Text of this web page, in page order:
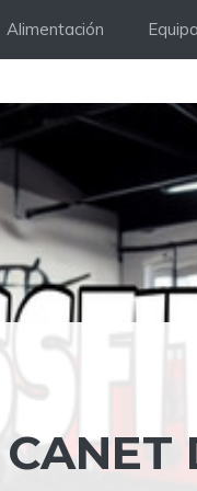
Alimentación